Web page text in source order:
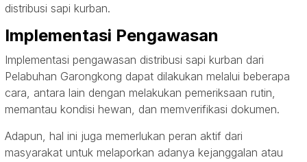
distribusi sapi kurban.
Implementasi Pengawasan
Implementasi pengawasan distribusi sapi kurban dari
Pelabuhan Garongkong dapat dilakukan melalui beberapa
cara, antara lain dengan melakukan pemeriksaan rutin,
memantau kondisi hewan, dan memverifikasi dokumen.
Adapun, hal ini juga memerlukan peran aktif dari
masyarakat untuk melaporkan adanya kejanggalan atau